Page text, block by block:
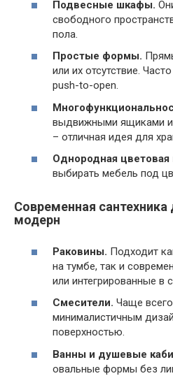
Подвесные шкафы.
свободного
пола.
Простые формы.
или их отсутствие.
push-to-open.
выдвижными ящиками
– отличная идея для
Однородная цветовая
выбирать мебель под
Современная сантехника
модерн
Раковины. Подходит
на тумбе, так и
или интегрированные в
Смесители. Чаще
минималистичным
поверхностью.
Ванны и душевые
овальные формы без